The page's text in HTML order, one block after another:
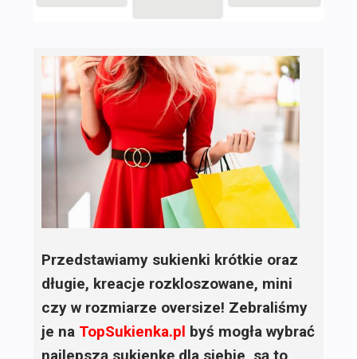
Przedstawiamy sukienki krótkie oraz
długie, kreacje rozkloszowane, mini
czy w rozmiarze oversize! Zebraliśmy
je na TopSukienka.pl byś mogła wybrać
najlepszą sukienkę dla siebie, są to